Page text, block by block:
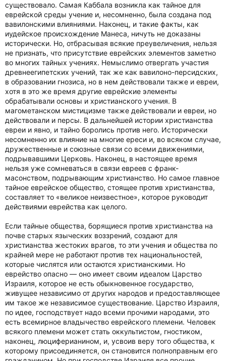
существовало. Самая Каббала возникла как тайное для
еврейской среды учение и, несомненно, была создана под
вавилонскими влияниями. Наконец, и такие факты, как
иудейское происхождение Манеса, ничуть не доказаны
исторически. Но, отбрасывая всякие преувеличения, нельзя
не признать, что присутствие еврейских элементов заметно
во многих тайных учениях. Немыслимо отвергать участия
древнеегипетских учений, так же как вавилоно-персидских,
в образовании гнозиса, но в нем действовали также и евреи,
хотя в это же время другие еврейские элементы
обрабатывали основы и христианского учения. В
магометанском мистицизме также действовали и евреи, но
действовали и персы. В дальнейшей истории христианства
евреи и явно, и тайно боролись против него. Исторически
несомненно их влияние на многие ереси и, во всяком случае,
дружественные и союзные связи со всеми движениями,
подрывавшими Церковь. Наконец, в настоящее время
нельзя уже сомневаться в связи евреев с франк-
масонством, подрывающим христианство. Но самое главное
тайное еврейское общество, стоящее против христианства,
составляет то «великое неизвестное», которое руководит
действиями еврейства как целого.
Если тайные общества, борящиеся против христианства на
почве старых языческих воззрений, создают для
христианства жестоких врагов, то эти учения и общества по
крайней мере не работают против тех национальностей,
которые числятся или остаются христианскими. Но
еврейство опасно — оно имеет своим идеалом Царство
Израиля, которое не есть обыкновенное государство,
живущее независимо от других народов и предоставляющее
им такое же независимое существование. Царство Израиля,
по идее, господствует надо всеми прочими народами, это
есть всемирное владычество еврейского племени. Человек
всякого племени может стать оккультистом, гностиком,
наконец, люциферианином, и, усвоив веру того общества, к
которому присоединяется, он становится полноправным его